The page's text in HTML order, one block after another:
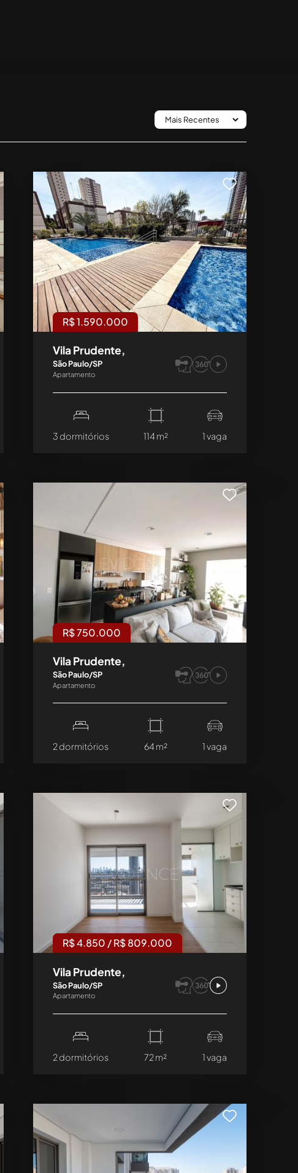
R$ 1.590.000
Vila Prudente,
São Paulo/SP
Apartamento
3 dormitórios 114 m² 1 vaga
R$ 750.000
Vila Prudente,
São Paulo/SP
Apartamento
2 dormitórios 64 m² 1 vaga
R$ 4.850 / R$ 809.000
Vila Prudente,
São Paulo/SP
Apartamento
2 dormitórios 72 m² 1 vaga